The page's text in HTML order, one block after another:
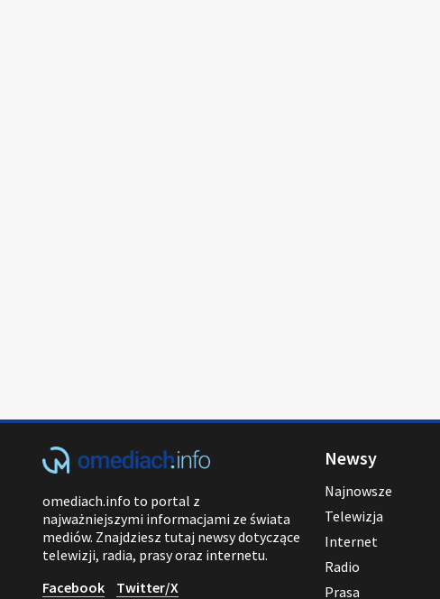
omediach.info to portal z
najważniejszymi informacjami ze świata
mediów. Znajdziesz tutaj newsy dotyczące
telewizji, radia, prasy oraz internetu.
Facebook
Twitter/X
Newsy
Najnowsze
Telewizja
Internet
Radio
Prasa